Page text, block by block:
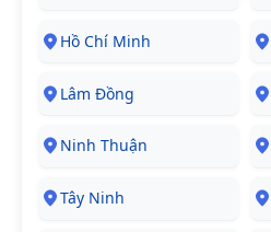
Hồ Chí Minh
Lâm Đồng
Ninh Thuận
Tây Ninh